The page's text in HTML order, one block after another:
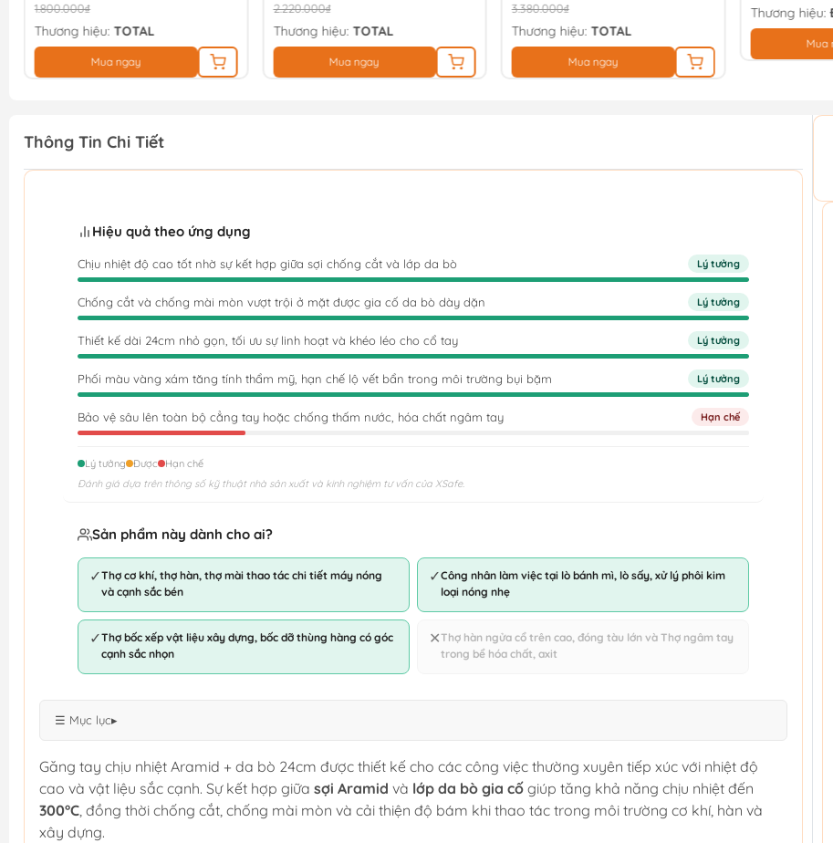
1.800.000₫
Thương hiệu: TOTAL
Mua ngay
2.220.000₫
Thương hiệu: TOTAL
Mua ngay
3.380.000₫
Thương hiệu: TOTAL
Mua ngay
Thương hiệu:
Mua
Thông Tin Chi Tiết
Hiệu quả theo ứng dụng
Chịu nhiệt độ cao tốt nhờ sự kết hợp giữa sợi chống cắt và lớp da bò Lý tưởng
Chống cắt và chống mài mòn vượt trội ở mặt được gia cố da bò dày dặn Lý tưởng
Thiết kế dài 24cm nhỏ gọn, tối ưu sự linh hoạt và khéo léo cho cổ tay Lý tưởng
Phối màu vàng xám tăng tính thẩm mỹ, hạn chế lộ vết bẩn trong môi trường bụi bặm Lý tưởng
Bảo vệ sâu lên toàn bộ cẳng tay hoặc chống thấm nước, hóa chất ngâm tay Hạn chế
Lý tưởng Được
Hạn chế
Đánh giá dựa trên thông số kỹ thuật nhà sản xuất và kinh nghiệm tư vấn của XSafe.
Sản phẩm này dành cho ai?
✓Thợ cơ khí, thợ hàn, thợ mài thao tác chi tiết máy nóng
và cạnh sắc bén
✓Công nhân làm việc tại lò bánh mì, lò sấy, xử lý phôi kim
loại nóng nhẹ
✓Thợ bốc xếp vật liệu xây dựng, bốc dỡ thùng hàng có góc
cạnh sắc nhọn
✕Thợ hàn ngửa cổ trên cao, đóng tàu lớn và Thợ ngâm tay
trong bể hóa chất, axit
☰ Mục lục▸
Găng tay chịu nhiệt Aramid + da bò 24cm được thiết kế cho các công việc thường xuyên tiếp xúc với nhiệt độ
cao và vật liệu sắc cạnh. Sự kết hợp giữa sợi Aramid và lớp da bò gia cố giúp tăng khả năng chịu nhiệt đến
300°C, đồng thời chống cắt, chống mài mòn và cải thiện độ bám khi thao tác trong môi trường cơ khí, hàn và
xây dựng.